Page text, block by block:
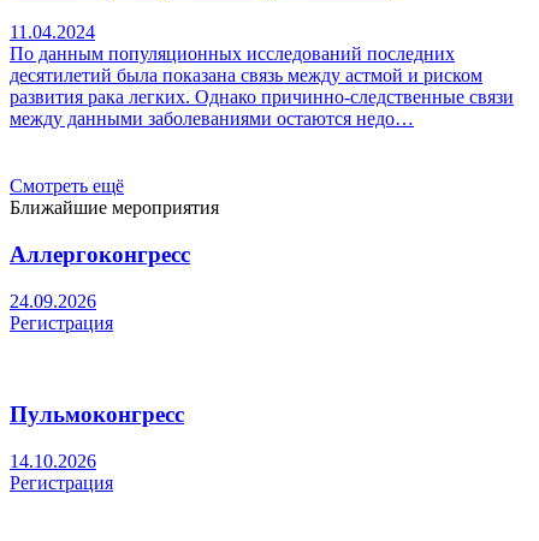
11.04.2024
По данным популяционных исследований последних
десятилетий была показана связь между астмой и риском
развития рака легких. Однако причинно-следственные связи
между данными заболеваниями остаются недо…
Смотреть ещё
Ближайшие мероприятия
Аллергоконгресс
24.09.2026
Регистрация
Пульмоконгресс
14.10.2026
Регистрация